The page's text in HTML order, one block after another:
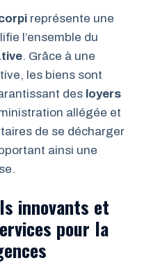
représente une
l’ensemble du
. Grâce à une
les biens sont
des loyers
allégée et
de se décharger
ainsi une
innovants et
pour la